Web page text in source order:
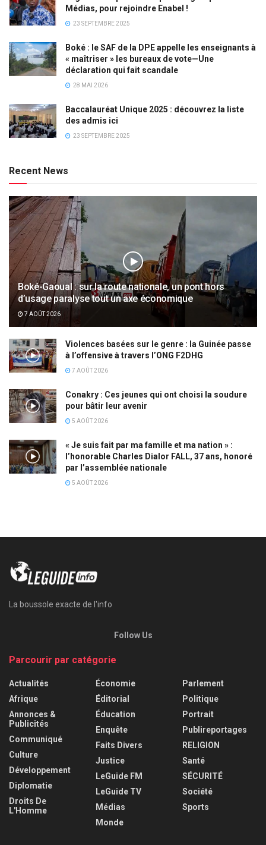
Médias, pour rejoindre Enabel !
23 SEPTEMBRE 2025
Boké : le SAF de la DPE appelle les enseignants à
« maîtriser » les bureaux de vote—Une
déclaration qui fait scandale
28 MAI 2026
Baccalauréat Unique 2025 : découvrez la liste
des admis ici
23 SEPTEMBRE 2025
Recent News
Boké-Gaoual : sur la route nationale, un pont hors
d’usage paralyse tout un axe économique
7 AOÛT 2026
Violences basées sur le genre : la Guinée passe
à l’offensive à travers l’ONG F2DHG
7 AOÛT 2026
Conakry : Ces jeunes qui ont choisi la soudure
pour bâtir leur avenir
5 AOÛT 2026
« Je suis fait par ma famille et ma nation » :
l’honorable Charles Dialor FALL, 37 ans, honoré
par l’assemblée nationale
5 AOÛT 2026
La boussole exacte de l'info
Follow Us
Parcourir par catégorie
Actualités
Afrique
Annonces &
Publicités
Communiqué
Culture
Développement
Diplomatie
Droits De
L'Homme
Économie
Éditorial
Éducation
Enquête
Faits Divers
Justice
LeGuide FM
LeGuide TV
Médias
Monde
Parlement
Politique
Portrait
Publireportages
RELIGION
Santé
SÉCURITÉ
Société
Sports